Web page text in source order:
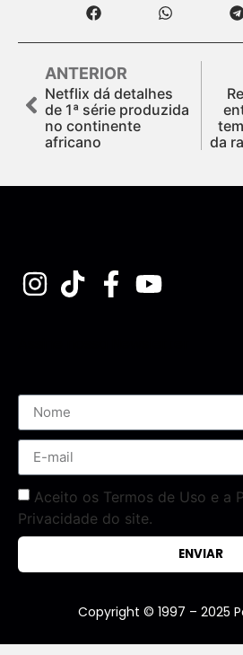
ANTERIOR
Netflix dá detalhes
de 1ª série produzida
no continente
africano
da
Aceito os Termos de Uso e a
Privacidade do site.
ENVIAR
Copyright © 1997 – 2025